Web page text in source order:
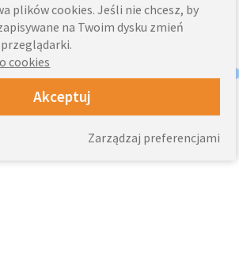
plików cookies. Jeśli nie chcesz, by
na Twoim dysku zmień
cookies
Akceptuj
Zarządzaj preferencjami